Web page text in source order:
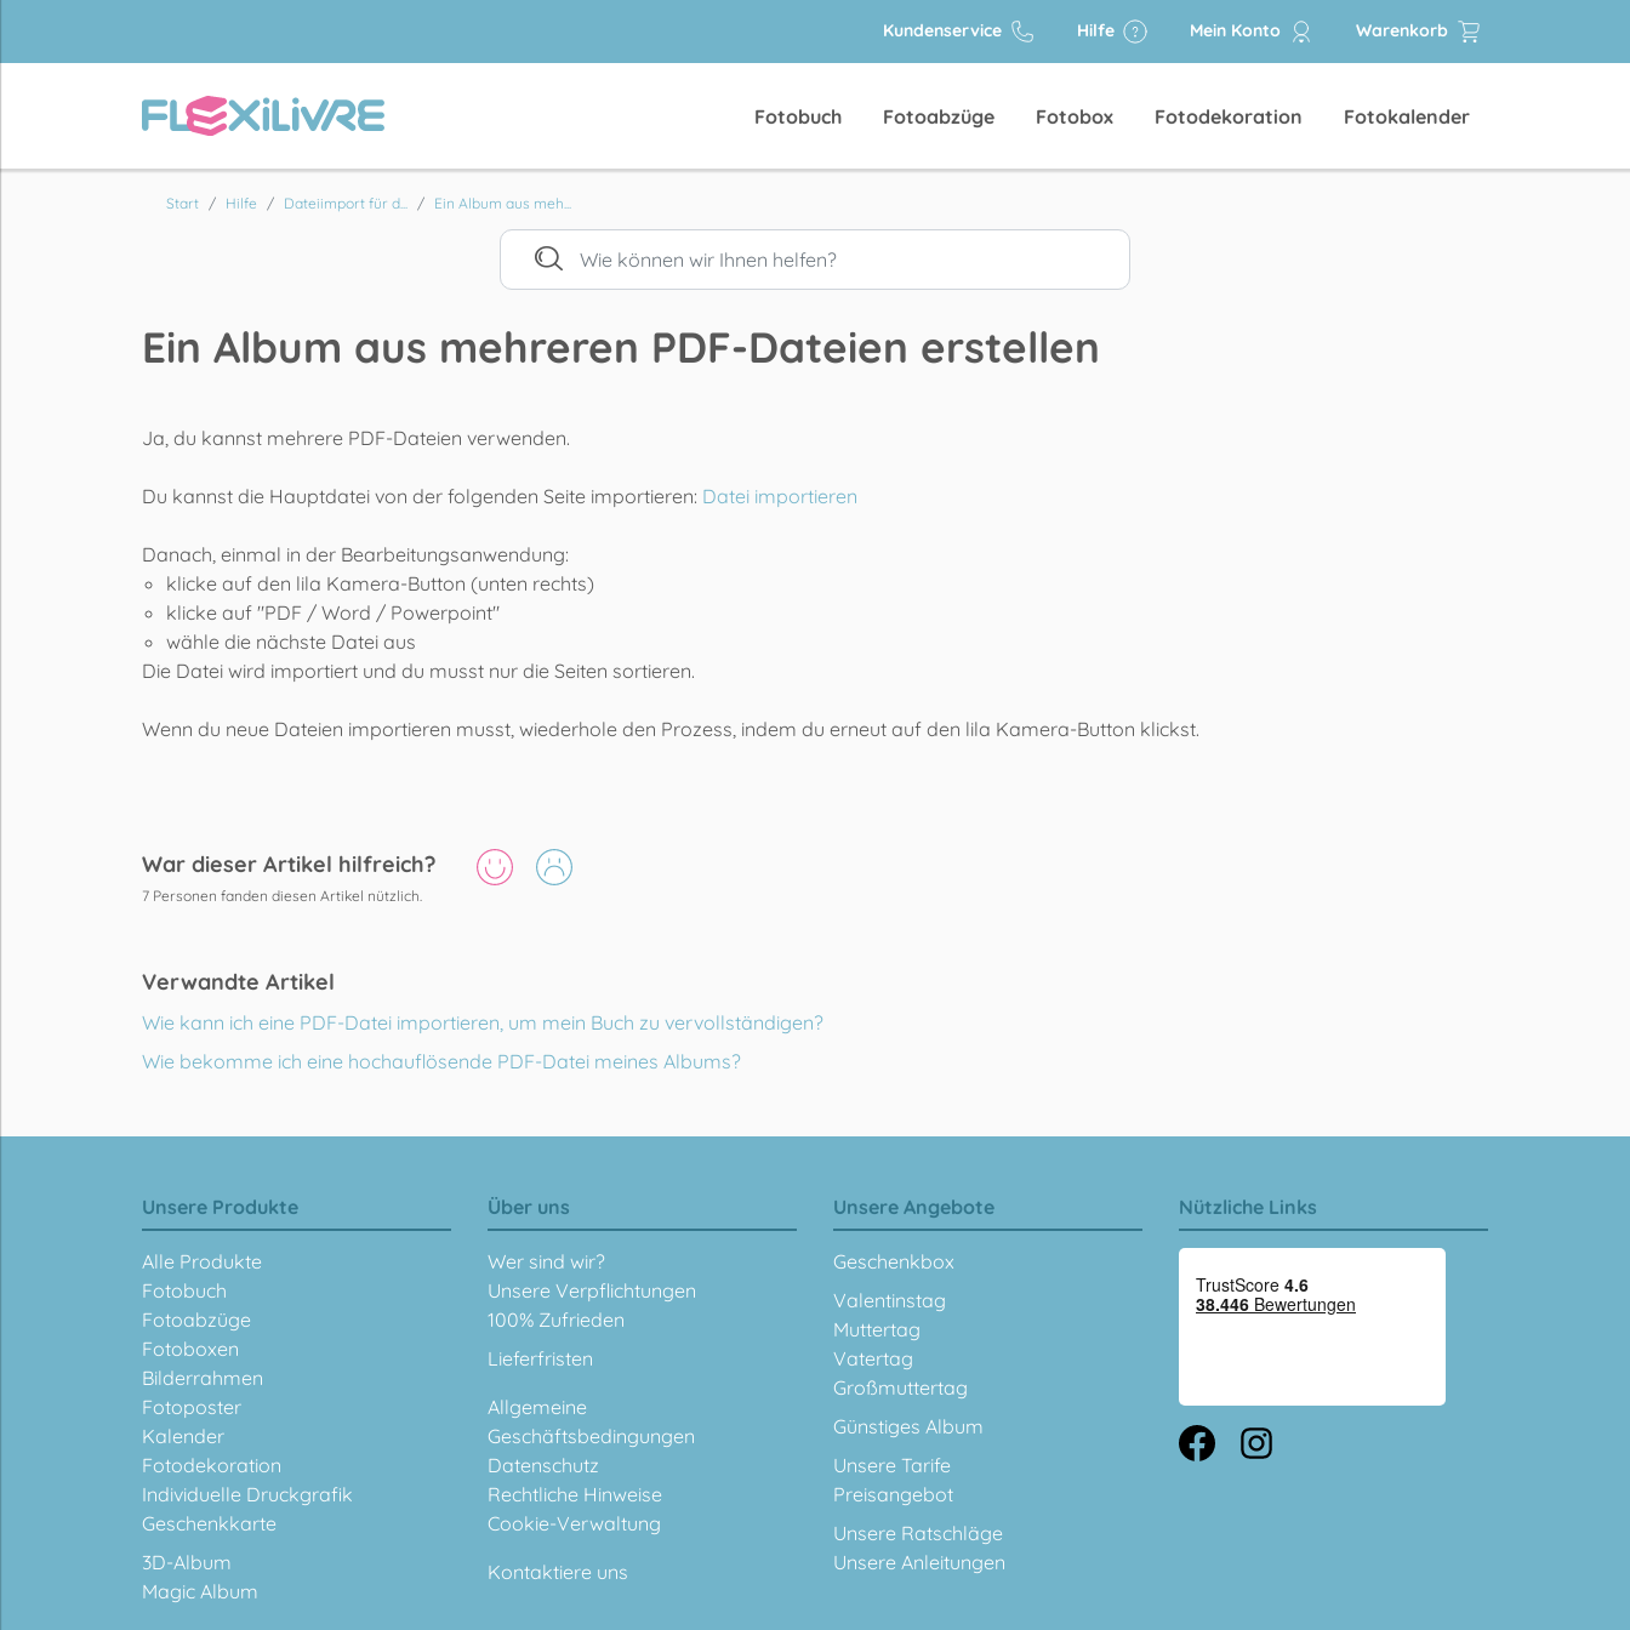
Kundenservice Hilfe Mein Konto Warenkorb
Fotobuch Fotoabzüge Fotobox Fotodekoration Fotokalender
Start Hilfe Dateiimport für d... Ein Album aus meh...
Ein Album aus mehreren PDF-Dateien erstellen
Ja, du kannst mehrere PDF-Dateien verwenden.
Du kannst die Hauptdatei von der folgenden Seite importieren: Datei importieren
Danach, einmal in der Bearbeitungsanwendung:
klicke auf den lila Kamera-Button (unten rechts)
klicke auf "PDF / Word / Powerpoint"
wähle die nächste Datei aus
Die Datei wird importiert und du musst nur die Seiten sortieren.
Wenn du neue Dateien importieren musst, wiederhole den Prozess, indem du erneut auf den lila Kamera-Button klickst.
War dieser Artikel hilfreich?
7 Personen fanden diesen Artikel nützlich.
Verwandte Artikel
Wie kann ich eine PDF-Datei importieren, um mein Buch zu vervollständigen?
Wie bekomme ich eine hochauflösende PDF-Datei meines Albums?
Unsere Produkte
Alle Produkte
Fotobuch
Fotoabzüge
Fotoboxen
Bilderrahmen
Fotoposter
Kalender
Fotodekoration
Individuelle Druckgrafik
Geschenkkarte
3D-Album
Magic Album
Über uns
Wer sind wir?
Unsere Verpflichtungen
100% Zufrieden
Lieferfristen
Allgemeine
Geschäftsbedingungen
Datenschutz
Rechtliche Hinweise
Cookie-Verwaltung
Kontaktiere uns
Unsere Angebote
Geschenkbox
Valentinstag
Muttertag
Vatertag
Großmuttertag
Günstiges Album
Unsere Tarife
Preisangebot
Unsere Ratschläge
Unsere Anleitungen
Nützliche Links